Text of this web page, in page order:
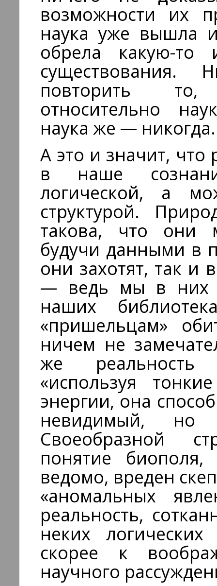
возможности их
наука уже вышла
обрела какую-
повторить
относительно
наука же — никогда.
А это и значит, что
в наше
логической, а
структурой.
такова, что они
будучи данными в
они захотят, так и
— ведь мы в них
наших
«пришельцам»
ничем не
же реальность
«используя
энергии, она
невидимый, но
Своеобразной
понятие
ведомо, вреден
«аномальных
реальность,
неких
скорее к
научного